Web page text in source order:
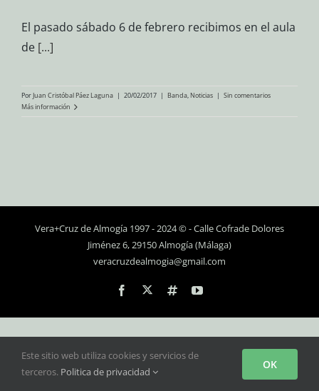
El pasado sábado 6 de febrero recibimos en el aula
de [...]
PorJuan Cristóbal Páez Laguna | 20/02/2017 | Banda, Noticias | Sin comentarios
Más información
Vera+Cruz de Almogía 1997 - 2024 © - Calle Cofrade Dolores
Jiménez 6, 29150 Almogía (Málaga)
veracruzdealmogia@gmail.com
FacebookPersonalizado
InstagramYouTube
Este sitio web utiliza cookies y servicios de
terceros. Politica de privacidad
OK